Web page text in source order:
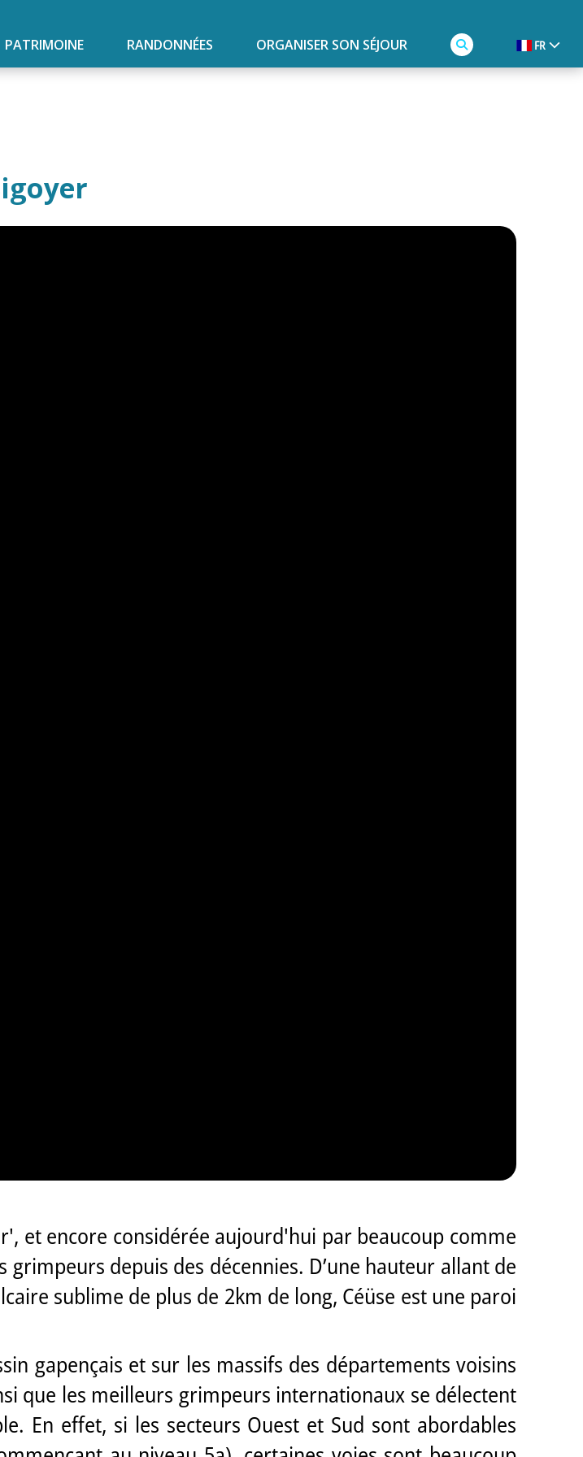
PATRIMOINE RANDONNÉES ORGANISER SON SÉJOUR FR
et encore considérée aujourd'hui par beaucoup comme
depuis des décennies. D’une hauteur allant de
sublime de plus de 2km de long, Céüse est une paroi
gapençais et sur les massifs des départements voisins
que les meilleurs grimpeurs internationaux se délectent
En effet, si les secteurs Ouest et Sud sont abordables